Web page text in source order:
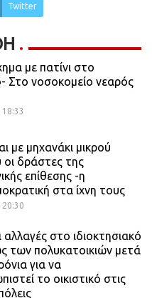
Twitter
με πατίνι στο
Στο νοσοκομείο νεαρός
με μηχανάκι μικρού
οι δράστες της
επίθεσης -η
στα ίχνη τους
αλλαγές στο ιδιοκτησιακό
των πολυκατοικιών μετά
για να
το οικιστικό στις